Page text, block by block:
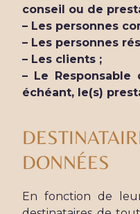
conseil ou de
– Les personnes
– Les personnes
– Les clients ;
– Le
échéant, le(s)
DONNÉES
En fonction de